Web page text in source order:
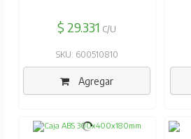
$ 29.331 C/U
SKU: 600510810
Agregar